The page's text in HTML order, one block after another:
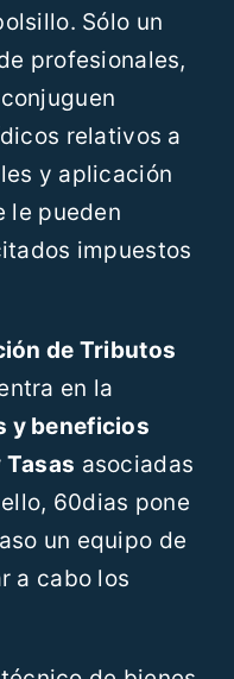
Sólo un
profesionales,
relativos a
y aplicación
le pueden
impuestos
de Tributos
en la
y beneficios
asociadas
60dias pone
un equipo de
a cabo los